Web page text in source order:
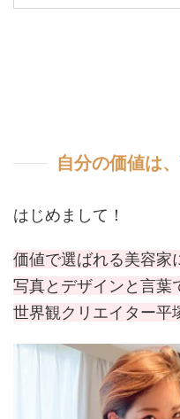
自分の価値は
はじめまして！
価値で選ばれる美容家
写真とデザインと言葉
世界観クリエイター平